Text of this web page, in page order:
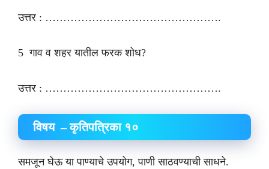
उत्तर : ………………………………………….
5 गाव व शहर यातील फरक शोध?
उत्तर : ………………………………………….
विषय – कृतिपत्रिका १०
समजून घेऊ या पाण्याचे उपयोग, पाणी साठवण्याची साधने.